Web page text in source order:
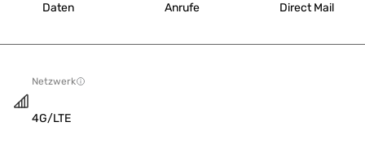
Daten Anrufe Direct Mail
Netzwerk
4G/LTE